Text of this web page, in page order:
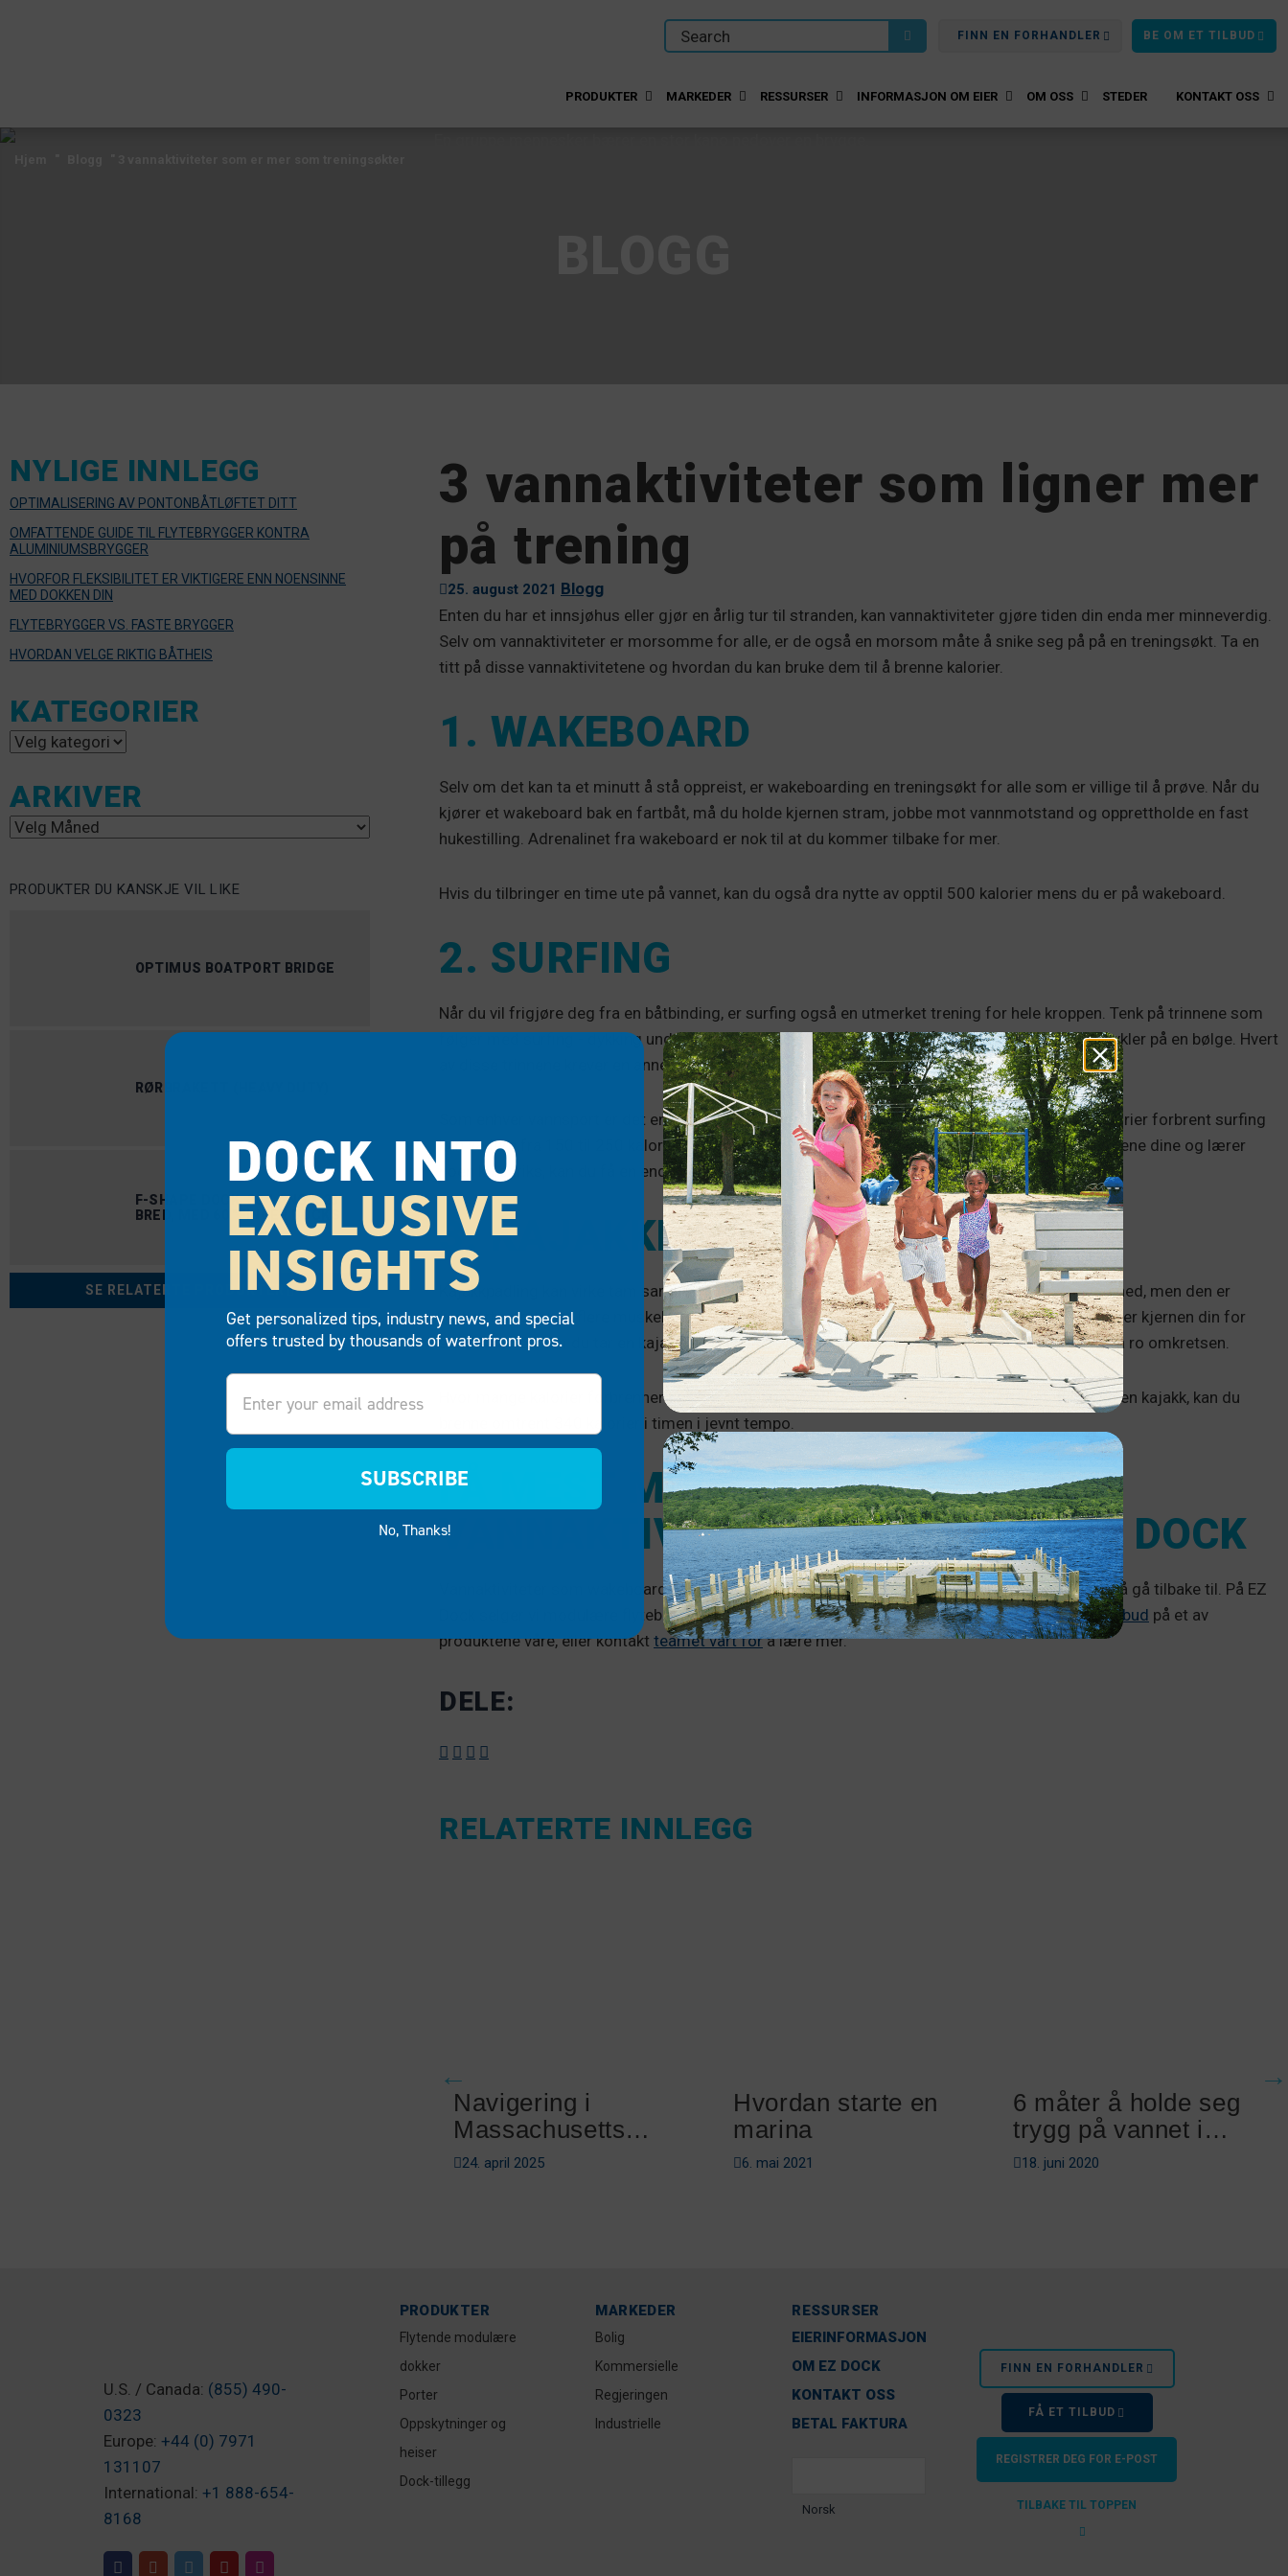
FINN EN FORHANDLER BE OM ET TILBUD
PRODUKTER MARKEDER RESSURSER INFORMASJON OM EIER OM OSS STEDER KONTAKT OSS
3 vannaktiviteter som ligner mer
på trening
25. august 2021 Blogg
Enten du har et innsjøhus eller gjør en årlig tur til stranden, kan vannaktiviteter gjøre tiden din enda mer minneverdig.
Selv om vannaktiviteter er morsomme for alle, er de også en morsom måte å snike seg på på en treningsøkt. Ta en
titt på disse vannaktivitetene og hvordan du kan bruke dem til å brenne kalorier.
1. WAKEBOARD
Selv om det kan ta et minutt å stå oppreist, er wakeboarding en treningsøkt for alle som er villige til å prøve. Når du
kjører et wakeboard bak en fartbåt, må du holde kjernen stram, jobbe mot vannmotstand og opprettholde en fast
hukestilling. Adrenalinet fra wakeboard er nok til at du kommer tilbake for mer.
Hvis du tilbringer en time ute på vannet, kan du også dra nytte av opptil 500 kalorier mens du er på wakeboard.
2. SURFING
Når du vil frigjøre deg fra en båtbinding, er surfing også en utmerket trening for hele kroppen. Tenk på trinnene som
følger med surfing - dykking under bølgene, presser deg opp for å stå og balansere mens du sykler på en bølge. Hvert
av disse trinnene krever en annen muskelgruppe, fra bena og armene til kjernen din.
Som enhver vannsport er det en læringskurve for surfing, men du må ha det gøy underveis. Kalorier forbrent surfing
kan variere fra 150 til 250 kalorier i timen på et grunnleggende nivå. Hvis du finpusser ferdighetene dine og lærer
noen kule triks, kan du få en enda bedre trening.
3. KAJAKKPADLING
Kajakkpadling kan virke tam sammenlignet med wakeboard eller surfing fordi du får sette deg ned, men den er
fortsatt rettet mot flere muskelgrupper. Roing arbeider med armer, skuldre og rygg, og du trenger kjernen din for
stabilitet. Selv om du tar en kajakk ut på en liten innsjø, kan du få en fantastisk treningsøkt ved å ro omkretsen.
Hvor mange kalorier forbrenner du kajakkpadling? Med det store bevegelsesområdet du får på en kajakk, kan du
brenne omtrent 340 kalorier i timen i jevnt tempo.
FÅ MEST MULIG UT AV
VANNAKTIVITETENE DINE MED EZ DOCK
Vannaktiviteter som wakeboard, surfing og kajakkpadling er lettere å nyte når du har en brygge å gå tilbake til. På EZ
Dock selger vi modulære flytebrygger som tilbyr enkelt oppsett og varer i mange år.Be om et tilbud på et av
produktene våre, eller kontakt teamet vårt forå lære mer.
DELE:
RELATERTE INNLEGG
Navigering i
Massachusetts
båtforskrifter
24. april 2025
Hvordan starte en
marina
6. mai 2021
6 måter å holde seg
trygg på vannet i
sommer
18. juni 2020
NYLIGE INNLEGG
OPTIMALISERING AV PONTONBÅTLØFTET DITT
OMFATTENDE GUIDE TIL FLYTEBRYGGER KONTRA
ALUMINIUMSBRYGGER
HVORFOR FLEKSIBILITET ER VIKTIGERE ENN NOENSINNE
MED DOKKEN DIN
FLYTEBRYGGER VS. FASTE BRYGGER
HVORDAN VELGE RIKTIG BÅTHEIS
KATEGORIER
Kategorier
ARKIVER
Arkiver
PRODUKTER DU KANSKJE VIL LIKE
OPTIMUS BOATPORT BRIDGE
RØRBRAKETT (HEAVY DUTY)
F-SHAPE DOCK, 30 'LANG X 25'
BRED, MED 60 "FINGER DOCKS
SE RELATERTE PRODUKTER
U.S. / Canada: (855) 490-
0323
Europe: +44 (0) 7971
131107
International: +1 888-654-
8168
PRODUKTER
Flytende modulære
dokker
Porter
Oppskytninger og
heiser
Dock-tillegg
MARKEDER
Bolig
Kommersielle
Regjeringen
Industrielle
RESSURSER
EIERINFORMASJON
OM EZ DOCK
KONTAKT OSS
BETAL FAKTURA
Norsk
FINN EN FORHANDLER
FÅ ET TILBUD
REGISTRER DEG FOR E-POST
TILBAKE TIL TOPPEN
DOCK INTO
EXCLUSIVE
INSIGHTS
Get personalized tips, industry news, and special
offers trusted by thousands of waterfront pros.
Email
SUBSCRIBE
No, Thanks!